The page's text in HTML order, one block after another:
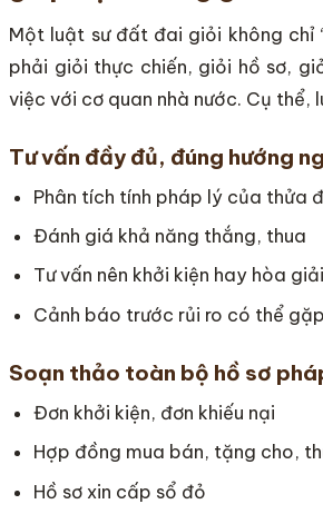
Một luật sư đất đai giỏi không chỉ
phải giỏi thực chiến, giỏi hồ sơ,
việc với cơ quan nhà nước. Cụ thể,
Tư vấn đầy đủ, đúng hướng
Phân tích tính pháp lý của thửa
Đánh giá khả năng thắng, thua
Tư vấn nên khởi kiện hay hòa giải
Cảnh báo trước rủi ro có thể
Soạn thảo toàn bộ hồ sơ
Đơn khởi kiện, đơn khiếu nại
Hợp đồng mua bán, tặng cho,
Hồ sơ xin cấp sổ đỏ